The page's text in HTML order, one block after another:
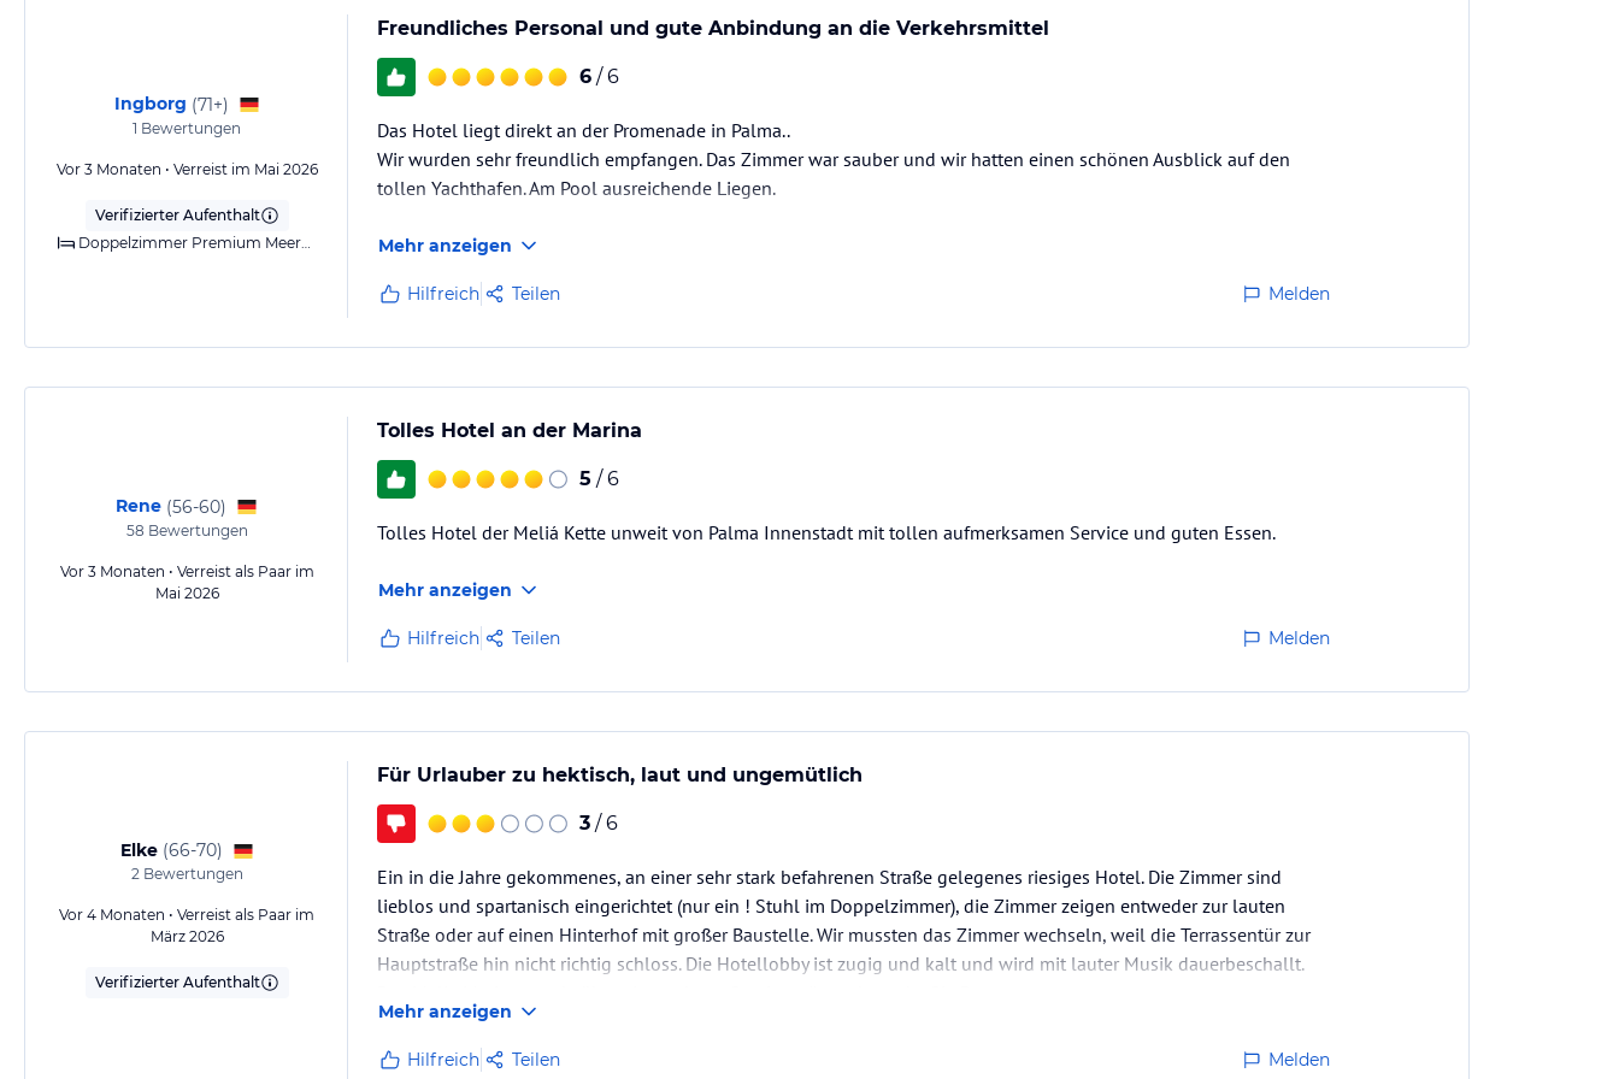
Ingborg (71+)
1 Bewertungen
Vor 3 Monaten • Verreist im Mai 2026
Verifizierter Aufenthalt
Doppelzimmer Premium Meerblick The Level
Freundliches Personal und gute Anbindung an die Verkehrsmittel
6 / 6
Das Hotel liegt direkt an der Promenade in Palma..
Wir wurden sehr freundlich empfangen. Das Zimmer war sauber und wir hatten einen schönen Ausblick auf den
tollen Yachthafen. Am Pool ausreichende Liegen.
Mehr anzeigen
Hilfreich Teilen Melden
Rene (56-60)
58 Bewertungen
Vor 3 Monaten • Verreist als Paar im
Mai 2026
Tolles Hotel an der Marina
5 / 6
Tolles Hotel der Meliá Kette unweit von Palma Innenstadt mit tollen aufmerksamen Service und guten Essen.
Mehr anzeigen
Hilfreich Teilen Melden
Elke (66-70)
2Bewertungen
Vor 4 Monaten • Verreist als Paar im
März 2026
Verifizierter Aufenthalt
Für Urlauber zu hektisch, laut und ungemütlich
3 / 6
Ein in die Jahre gekommenes, an einer sehr stark befahrenen Straße gelegenes riesiges Hotel. Die Zimmer sind
lieblos und spartanisch eingerichtet (nur ein ! Stuhl im Doppelzimmer), die Zimmer zeigen entweder zur lauten
Straße oder auf einen Hinterhof mit großer Baustelle. Wir mussten das Zimmer wechseln, weil die Terrassentür zur
Hauptstraße hin nicht richtig schloss. Die Hotellobby ist zugig und kalt und wird mit lauter Musik dauerbeschallt.
Mehr anzeigen
Hilfreich Teilen Melden